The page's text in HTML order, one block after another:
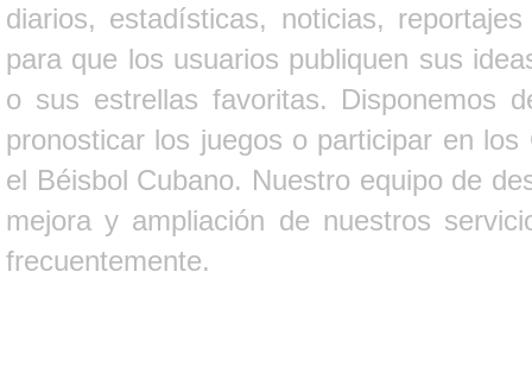
diarios, estadísticas, noticias,
para que los usuarios publiquen sus
o sus estrellas favoritas. Disponemos
pronosticar los juegos o participar en
el Béisbol Cubano. Nuestro equipo de
mejora y ampliación de nuestros
frecuentemente.